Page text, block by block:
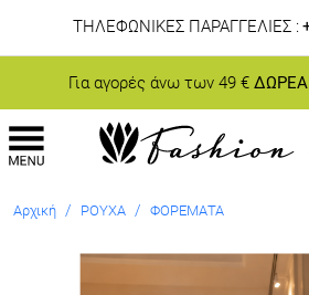
ΤΗΛΕΦΩΝΙΚΕΣ ΠΑΡΑΓΓΕΛΙΕΣ :
Για αγορές άνω των 49 €
Αρχική / ΡΟΥΧΑ / ΦΟΡΕΜΑΤΑ